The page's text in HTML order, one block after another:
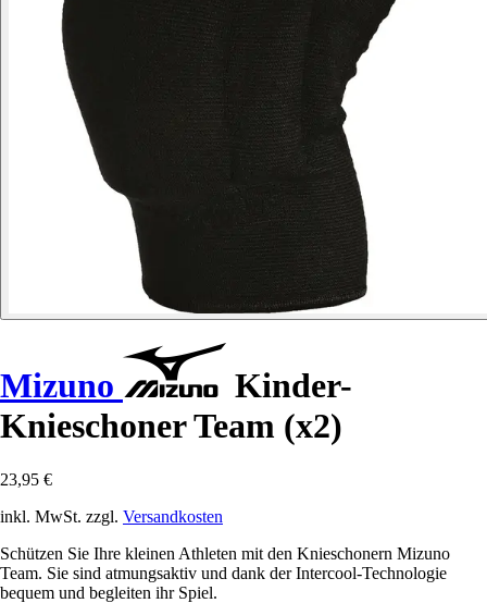
Mizuno
Kinder-
Knieschoner Team (x2)
23,95 €
inkl. MwSt. zzgl. Versandkosten
Schützen Sie Ihre kleinen Athleten mit den Knieschonern Mizuno
Team. Sie sind atmungsaktiv und dank der Intercool-Technologie
bequem und begleiten ihr Spiel.